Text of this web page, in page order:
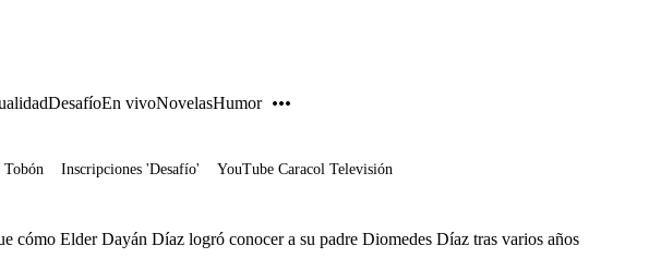
DesafíoEn vivoNovelasHumor
Tobón Inscripciones 'Desafío' YouTube Caracol Televisión
cómo Elder Dayán Díaz logró conocer a su padre Diomedes Díaz tras varios años